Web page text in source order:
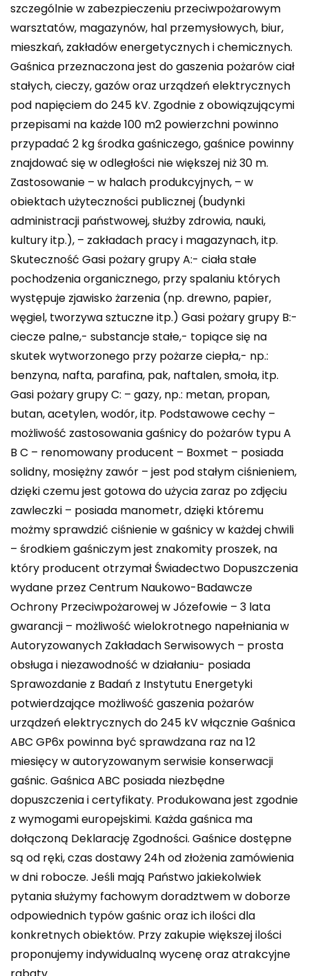
szczególnie w zabezpieczeniu przeciwpożarowym
warsztatów, magazynów, hal przemysłowych, biur,
mieszkań, zakładów energetycznych i chemicznych.
Gaśnica przeznaczona jest do gaszenia pożarów ciał
stałych, cieczy, gazów oraz urządzeń elektrycznych
pod napięciem do 245 kV. Zgodnie z obowiązującymi
przepisami na każde 100 m2 powierzchni powinno
przypadać 2 kg środka gaśniczego, gaśnice powinny
znajdować się w odległości nie większej niż 30 m.
Zastosowanie – w halach produkcyjnych, – w
obiektach użyteczności publicznej (budynki
administracji państwowej, służby zdrowia, nauki,
kultury itp.), – zakładach pracy i magazynach, itp.
Skuteczność Gasi pożary grupy A:- ciała stałe
pochodzenia organicznego, przy spalaniu których
występuje zjawisko żarzenia (np. drewno, papier,
węgiel, tworzywa sztuczne itp.) Gasi pożary grupy B:-
ciecze palne,- substancje stałe,- topiące się na
skutek wytworzonego przy pożarze ciepła,- np.:
benzyna, nafta, parafina, pak, naftalen, smoła, itp.
Gasi pożary grupy C: – gazy, np.: metan, propan,
butan, acetylen, wodór, itp. Podstawowe cechy –
możliwość zastosowania gaśnicy do pożarów typu A
B C – renomowany producent – Boxmet – posiada
solidny, mosiężny zawór – jest pod stałym ciśnieniem,
dzięki czemu jest gotowa do użycia zaraz po zdjęciu
zawleczki – posiada manometr, dzięki któremu
możmy sprawdzić ciśnienie w gaśnicy w każdej chwili
– środkiem gaśniczym jest znakomity proszek, na
który producent otrzymał Świadectwo Dopuszczenia
wydane przez Centrum Naukowo-Badawcze
Ochrony Przeciwpożarowej w Józefowie – 3 lata
gwarancji – możliwość wielokrotnego napełniania w
Autoryzowanych Zakładach Serwisowych – prosta
obsługa i niezawodność w działaniu- posiada
Sprawozdanie z Badań z Instytutu Energetyki
potwierdzające możliwość gaszenia pożarów
urządzeń elektrycznych do 245 kV włącznie Gaśnica
ABC GP6x powinna być sprawdzana raz na 12
miesięcy w autoryzowanym serwisie konserwacji
gaśnic. Gaśnica ABC posiada niezbędne
dopuszczenia i certyfikaty. Produkowana jest zgodnie
z wymogami europejskimi. Każda gaśnica ma
dołączoną Deklarację Zgodności. Gaśnice dostępne
są od ręki, czas dostawy 24h od złożenia zamówienia
w dni robocze. Jeśli mają Państwo jakiekolwiek
pytania służymy fachowym doradztwem w doborze
odpowiednich typów gaśnic oraz ich ilości dla
konkretnych obiektów. Przy zakupie większej ilości
proponujemy indywidualną wycenę oraz atrakcyjne